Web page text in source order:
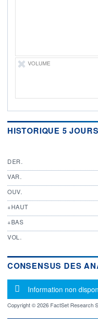
VOLUME
HISTORIQUE 5 JOURS
DER.
VAR.
OUV.
+HAUT
+BAS
VOL.
CONSENSUS DES
Message
Information non
Copyright © 2026 FactSet Research